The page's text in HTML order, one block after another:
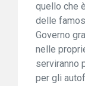
quello che
delle
Governo
nelle
serviranno
per gli